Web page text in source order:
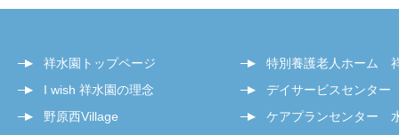
祥水園トップページ
I wish 祥水園の理念
野原西Village
特別養護老人ホーム
デイサービスセンタ
ケアプランセンター